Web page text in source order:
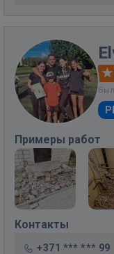
Был
Примеры работ
Контакты
+371 *** *** 99